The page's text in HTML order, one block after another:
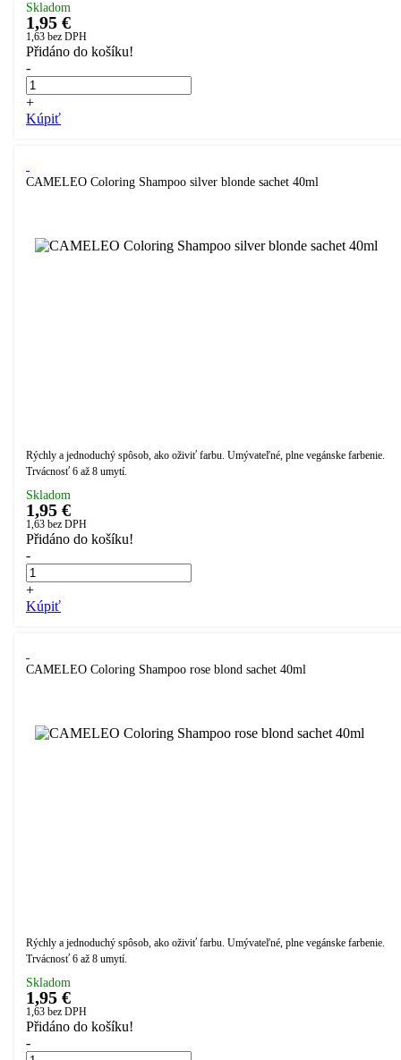
Skladom
1,95 €
1,63 bez DPH
Přidáno do košíku!
-
+
Kúpiť
CAMELEO Coloring Shampoo silver blonde sachet 40ml
Rýchly a jednoduchý spôsob, ako oživiť farbu. Umývateľné, plne vegánske farbenie.
Trvácnosť 6 až 8 umytí.
Skladom
1,95 €
1,63 bez DPH
Přidáno do košíku!
-
+
Kúpiť
CAMELEO Coloring Shampoo rose blond sachet 40ml
Rýchly a jednoduchý spôsob, ako oživiť farbu. Umývateľné, plne vegánske farbenie.
Trvácnosť 6 až 8 umytí.
Skladom
1,95 €
1,63 bez DPH
Přidáno do košíku!
-